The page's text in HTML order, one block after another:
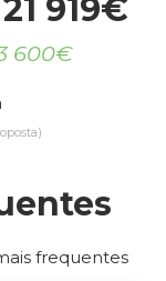
919€
600€
frequentes